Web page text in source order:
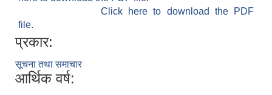
Click here to download the PDF
file.
प्रकार:
सूचना तथा समाचार
आर्थिक वर्ष: